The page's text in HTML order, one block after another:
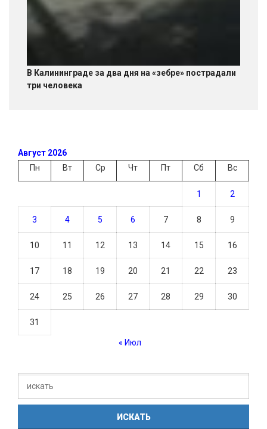
В Калининграде за два дня на «зебре» пострадали
три человека
Август 2026
Пн
Вт Ср Чт Пт Сб Вс
1 2
3 4 5 6 7 8 9
10 11 12 13 14 15 16
17 18 19 20 21 22 23
24 25 26 27 28 29 30
31
« Июл